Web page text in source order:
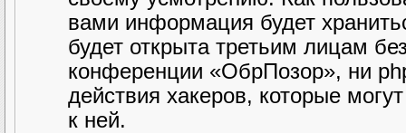
вами информация будет
будет открыта третьим лицам
конференции «ОбрПозор», ни
действия хакеров, которые
к ней.